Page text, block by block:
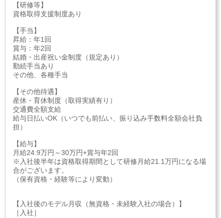
【研修等】
資格取得支援制度あり
【手当】
昇給：年1回
賞与：年2回
結婚・出産祝い金制度（規定あり）
勤続手当あり
その他、各種手当
【その他待遇】
産休・育休制度（取得実績有り）
交通費全額支給
給与日払いOK（いつでも前払い、振り込み手数料全額会社負
担）
【給与】
月給24.9万円～30万円+賞与年2回
※入社後半年は資格取得期間として研修月給21.1万円になる場
合がございます。
（保有資格・経験等により変動）
【入社後のモデル月収（無資格・未経験入社の場合）】
［入社］